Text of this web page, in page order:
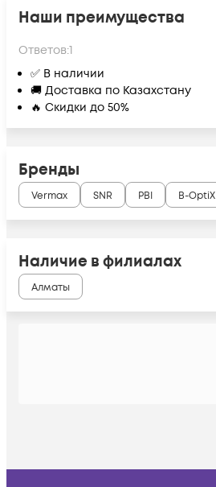
Наши преимущества
Ответов:1
✅ В наличии
🚚 Доставка по Казахстану
🔥 Скидки до 50%
Бренды
Vermax SNR PBI B-OptiX
Наличие в филиалах
Алматы